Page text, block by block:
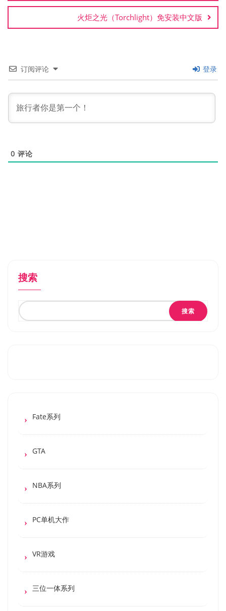
火炬之光（Torchlight）免安装中文版
订阅评论 登录
0 评论
搜索
搜索
Fate系列
GTA
NBA系列
PC单机大作
VR游戏
三位一体系列